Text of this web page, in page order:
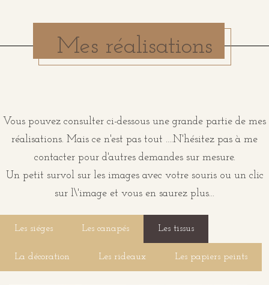
Mes réalisations
Vous pouvez consulter ci-dessous une grande partie de mes
réalisations. Mais ce n'est pas tout ....N'hésitez pas à me
contacter pour d'autres demandes sur mesure.
Un petit survol sur les images avec votre souris ou un clic
sur l\'image et vous en saurez plus...
Les siéges Les canapés Les tissus
La décoration Les rideaux Les papiers peints